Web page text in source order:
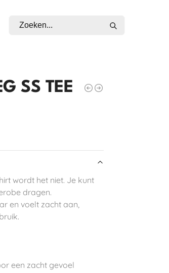
SS TEE
wordt het niet. Je kunt
dragen.
en voelt zacht aan,
een zacht gevoel